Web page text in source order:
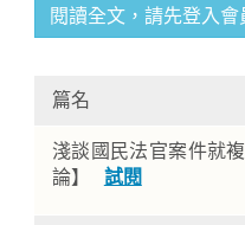
閱讀全文，請先登入會
篇名
淺談國民法官案件就
論】 試閱